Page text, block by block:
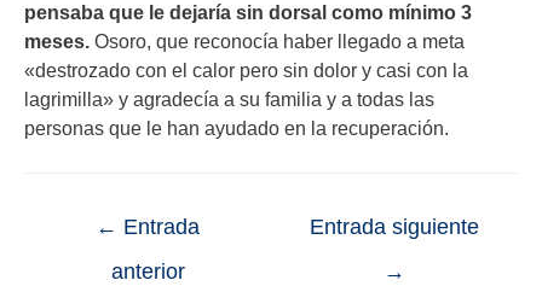
pensaba que le dejaría sin dorsal como mínimo 3
meses. Osoro, que reconocía haber llegado a meta
«destrozado con el calor pero sin dolor y casi con la
lagrimilla» y agradecía a su familia y a todas las
personas que le han ayudado en la recuperación.
← Entrada
anterior
Entrada siguiente
→